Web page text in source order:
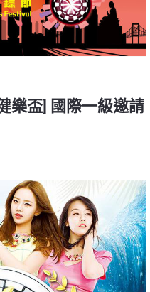
樂盃] 國際一級邀請